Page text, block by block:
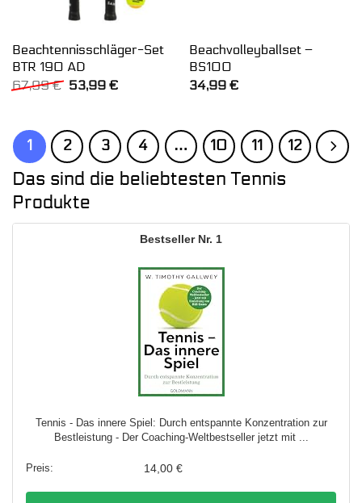
Beachtennisschläger-Set
BTR 190 AD
67,99€ Ursprünglicher
53,99 €Aktueller
Beachvolleyballset –
BS100
34,99 €
1 2 3 4 … 10 11 12
Das sind die beliebtesten Tennis
Produkte
1
Tennis - Das innere Spiel: Durch entspannte Konzentration zur
Bestleistung - Der Coaching-Weltbestseller jetzt mit ...
14,00 €